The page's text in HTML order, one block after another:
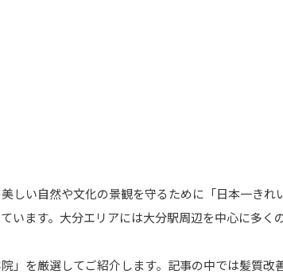
しい自然や文化の景観を守るために「日本一きれ
います。大分エリアには大分駅周辺を中心に多く
」を厳選してご紹介します。記事の中では髪質改